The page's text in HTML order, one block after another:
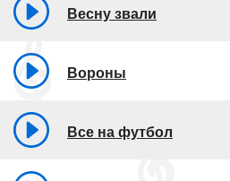
Весну звали
Вороны
Все на футбол